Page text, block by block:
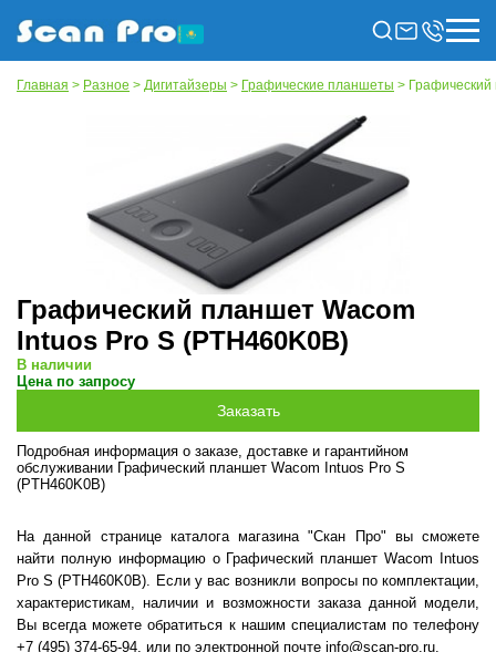
Главная > Разное > Дигитайзеры > Графические планшеты >
Графический планшет Wacom
Intuos Pro S (PTH460K0B)
В наличии
Цена по запросу
Подробная информация о заказе, доставке и гарантийном
обслуживании Графический планшет Wacom Intuos Pro S
(PTH460K0B)
На данной странице каталога магазина "Скан Про" вы сможете
найти полную информацию о Графический планшет Wacom Intuos
Pro S (PTH460K0B). Если у вас возникли вопросы по комплектации,
характеристикам, наличии и возможности заказа данной модели,
Вы всегда можете обратиться к нашим специалистам по телефону
+7 (495) 374-65-94, или по электронной почте info@scan-pro.ru.